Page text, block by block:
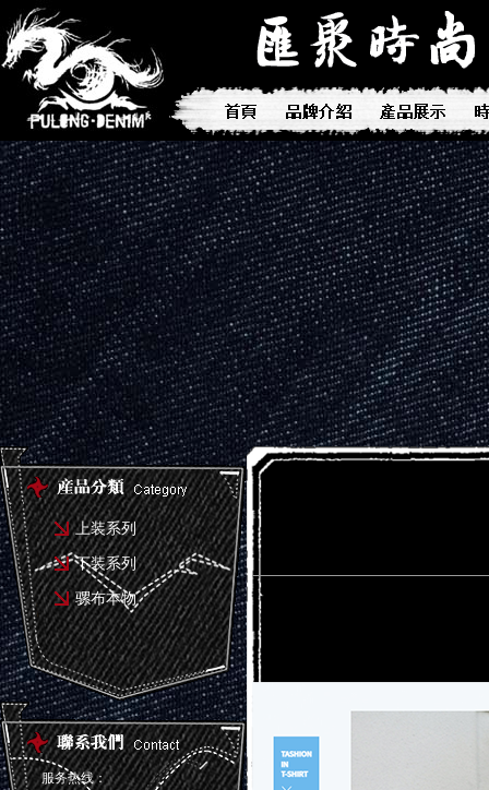
上装系列
下装系列
骡布本物
服务热线：